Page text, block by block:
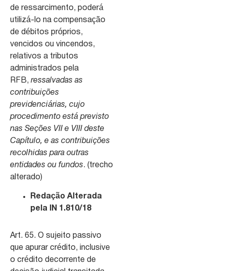
de ressarcimento, poderá
utilizá-lo na compensação
de débitos próprios,
vencidos ou vincendos,
relativos a tributos
administrados pela
RFB, ressalvadas as
contribuições
previdenciárias, cujo
procedimento está previsto
nas Seções VII e VIII deste
Capítulo, e as contribuições
recolhidas para outras
entidades ou fundos. (trecho
alterado)
Redação Alterada
pela IN 1.810/18
Art. 65. O sujeito passivo
que apurar crédito, inclusive
o crédito decorrente de